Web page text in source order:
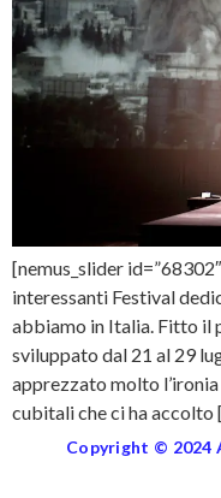
[nemus_slider
interessanti Festival
abbiamo in Italia. Fitto il
sviluppato dal 21 al 29
apprezzato molto
cubitali che ci ha
Copyright © 2024